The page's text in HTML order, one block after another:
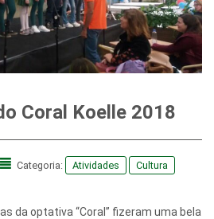
Coral Koelle 2018
Categoria: Atividades
Cultura
da optativa “Coral” fizeram uma bela